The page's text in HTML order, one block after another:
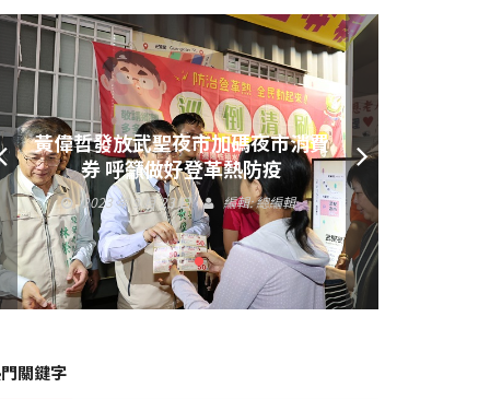
黃偉哲發放武聖夜市加碼夜市消費
券 呼籲做好登革熱防疫
2023 年 9 月 23 日 編輯:總編輯
關鍵字